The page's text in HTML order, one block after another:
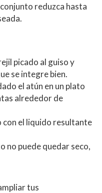
reduzca hasta
picado al guiso y
se integre bien.
el atún en un plato
alrededor de
con el liquido resultante
no puede quedar seco,
tus